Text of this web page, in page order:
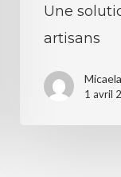
artisans
Une
artisans
1 avril